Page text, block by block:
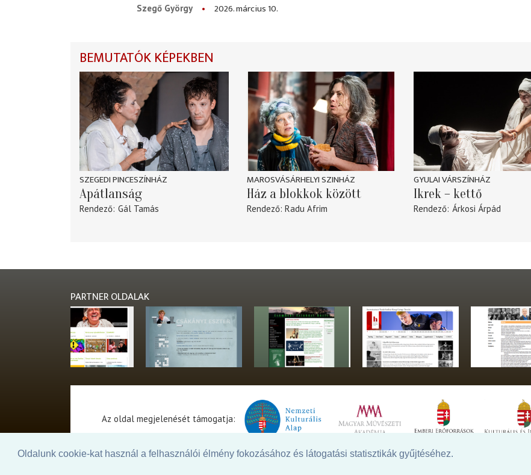
Oldalunk cookie-kat használ a felhasználói élmény fokozásához és látogatási statisztikák gyűjtéséhez.
Szegő György
2026. március 10.
BEMUTATÓK KÉPEKBEN
SZEGEDI PINCESZÍNHÁZ
Apátlanság
Rendező Gál Tamás
MAROSVÁSÁRHELYI SZINHÁZ
Ház a blokkok között
Rendező Radu Afrim
GYULAI VÁRSZÍNHÁZ
Ikrek – kettő
Rendező Árkosi Árpád
PARTNER OLDALAK
Az oldal megjelenését támogatja: